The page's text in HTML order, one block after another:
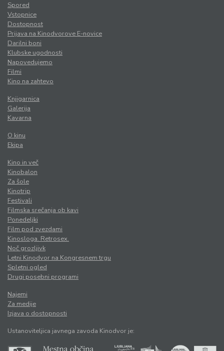
Spored
Vstopnice
Dostopnost
Prijava na Kinodvorove E-novice
Darilni boni
Klubske ugodnosti
Napovedujemo
Filmi
Kino na zahtevo
Knjigarnica
Galerija
Kavarna
O kinu
Ekipa
Kino in več
Kinobalon
Za šole
Kinotrip
Festivali
Filmska srečanja ob kavi
Ponedeljki
Film pod zvezdami
Kinosloga. Retrosex.
Noč grozljivk
Letni Kinodvor na Kongresnem trgu
Spletni ogled
Drugi posebni programi
Najemi
Za medije
Izjava o dostopnosti
Ustanoviteljica javnega zavoda Kinodvor je: